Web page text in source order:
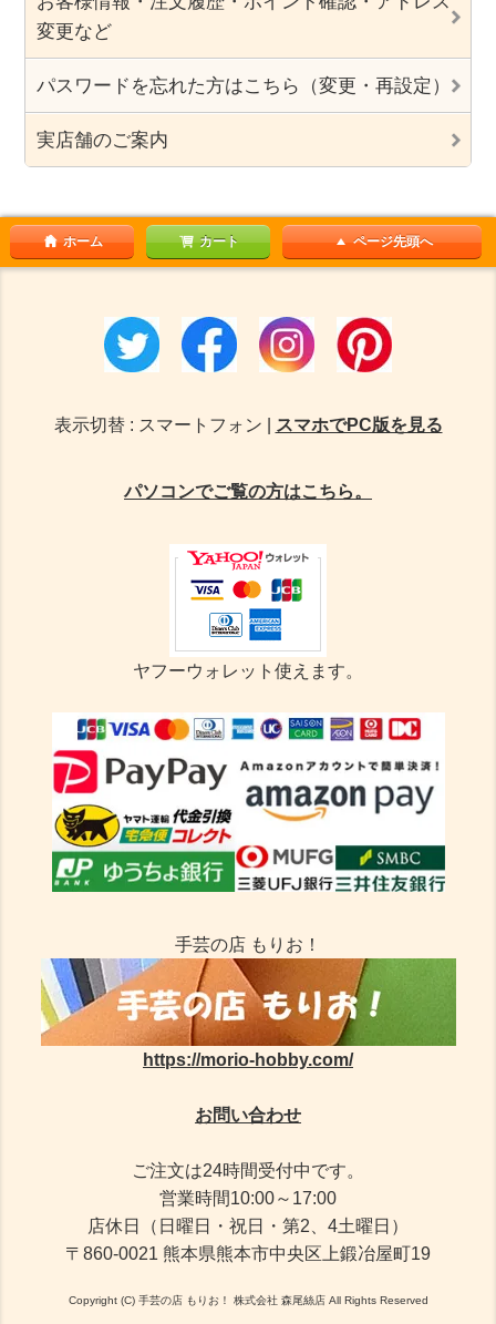
変更など
パスワードを忘れた方はこちら（変更・再設定）
実店舗のご案内
ホーム カート ページ先頭へ
表示切替 : スマートフォン | スマホでPC版を見る
パソコンでご覧の方はこちら。
ヤフーウォレット使えます。
手芸の店 もりお！
https://morio-hobby.com/
お問い合わせ
ご注文は24時間受付中です。
営業時間10:00～17:00
店休日（日曜日・祝日・第2、4土曜日）
〒860-0021 熊本県熊本市中央区上鍛冶屋町19
Copyright (C) 手芸の店 もりお！ 株式会社 森尾絲店 All Rights Reserved